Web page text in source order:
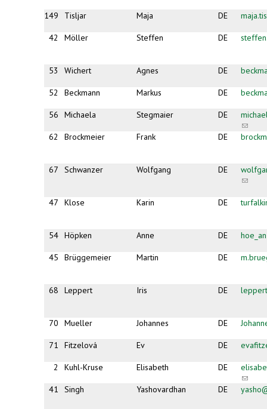
149 Tisljar Maja DE
42 Möller Steffen DE
53 Wichert Agnes DE
52 Beckmann Markus DE
56 Michaela Stegmaier DE
(link
sends
62 Brockmeier Frank DE
67 Schwanzer Wolfgang DE
(link
e-
47 Klose Karin DE
54 Höpken Anne DE
45 Brüggemeier Martin DE
68 Leppert Iris DE
70 Mueller Johannes DE
71 Fitzelová Ev DE
2 Kuhl-Kruse Elisabeth DE
(link
sends
41 Singh Yashovardhan DE